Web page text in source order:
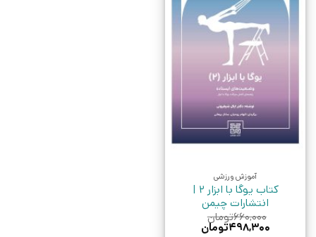
آموزش ورزشی
کتاب یوگا با ابزار 2 |
انتشارات چیمن
۶۶۰,۰۰۰تومان
قیمت
۴۹۸,۳۰۰تومان